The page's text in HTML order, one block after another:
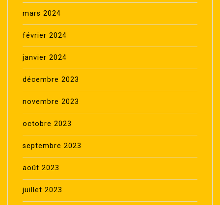
mars 2024
février 2024
janvier 2024
décembre 2023
novembre 2023
octobre 2023
septembre 2023
août 2023
juillet 2023